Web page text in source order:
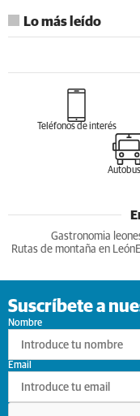
Lo más leído
Teléfonos de interés
Gastronomia
Rutas de montaña en León
Suscríbete a
Nombre
Email